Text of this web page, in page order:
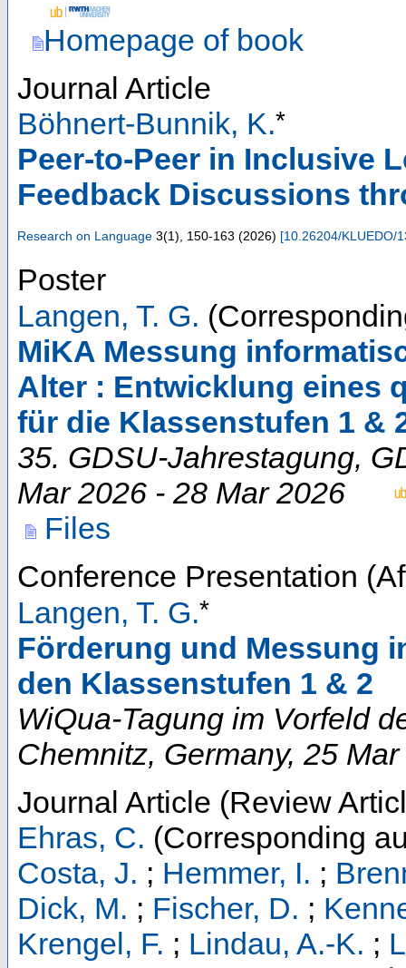
Homepage of book
Journal Article
Böhnert-Bunnik, K.*
Peer-to-Peer in Inclusive
Feedback Discussions
Research on Language 3(1), 150-163 (2026) [10.26204/KLUEDO/
Poster
Langen, T. G.
MiKA Messung
Alter : Entwicklung eines
für die Klassenstufen 1 &
35. GDSU-Jahrestagung,
Mar 2026 - 28 Mar 2026
Files
Conference Presentation
Langen, T. G.*
Förderung und Messung
den Klassenstufen 1 & 2
WiQua-Tagung im Vorfeld
Chemnitz, Germany, 25
Journal Article (Review
Ehras, C. (Corresponding
Costa, J. ; Hemmer, I. ;
Dick, M. ; Fischer, D. ;
Krengel, F. ; Lindau, A.-K. ;